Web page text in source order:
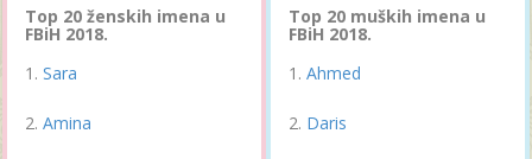
Top 20 ženskih imena u
FBiH 2018.
Sara
Amina
Top 20 muških imena u
FBiH 2018.
Ahmed
Daris